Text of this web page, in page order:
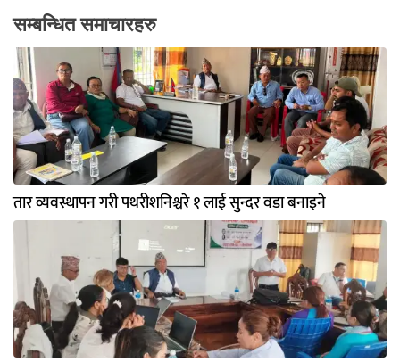
सम्बन्धित समाचारहरु
तार व्यवस्थापन गरी पथरीशनिश्चरे १ लाई सुन्दर वडा बनाइने